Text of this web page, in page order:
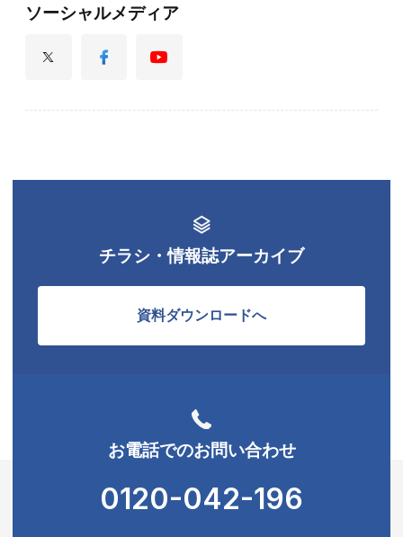
ソーシャルメディア
チラシ・情報誌アーカイブ
資料ダウンロードへ
お電話でのお問い合わせ
0120-042-196